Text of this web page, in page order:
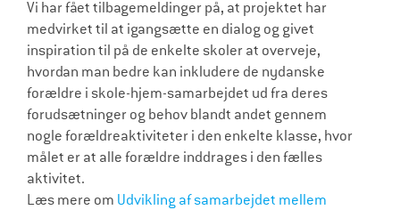
Vi har fået tilbagemeldinger på, at projektet har
medvirket til at igangsætte en dialog og givet
inspiration til på de enkelte skoler at overveje,
hvordan man bedre kan inkludere de nydanske
forældre i skole-hjem-samarbejdet ud fra deres
forudsætninger og behov blandt andet gennem
nogle forældreaktiviteter i den enkelte klasse, hvor
målet er at alle forældre inddrages i den fælles
aktivitet.
Læs mere om Udvikling af samarbejdet mellem